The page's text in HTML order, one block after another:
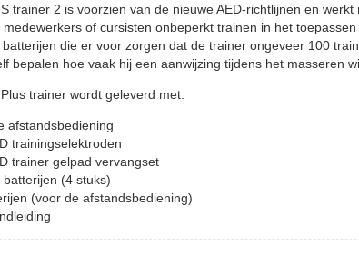
trainer 2 is voorzien van de nieuwe AED-richtlijnen en
of cursisten onbeperkt trainen in het
die er voor zorgen dat de trainer ongeveer 100
bepalen hoe vaak hij een aanwijzing tijdens het masseren wil
trainer wordt geleverd met:
afstandsbediening
trainingselektroden
trainer gelpad vervangset
batterijen (4 stuks)
(voor de afstandsbediening)